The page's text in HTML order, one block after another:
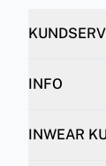
INFO
INWEAR